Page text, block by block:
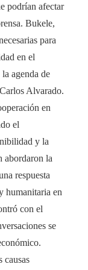
podrían afectar
Bukele,
para
en el
agenda de
Alvarado.
en
el
y la
abordaron la
respuesta
humanitaria en
con el
se
causas